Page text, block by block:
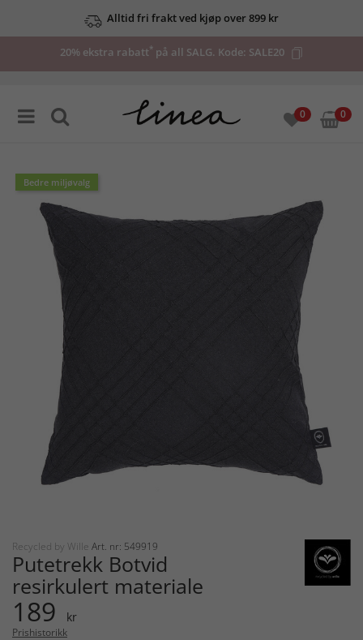
Alltid fri frakt ved kjøp over 899 kr
20% ekstra rabatt* på all SALG. Kode: SALE20
0 0
Bedre miljøvalg
Recycled by Wille Art. nr: 549919
Putetrekk Botvid
resirkulert materiale
189 kr
Prishistorikk